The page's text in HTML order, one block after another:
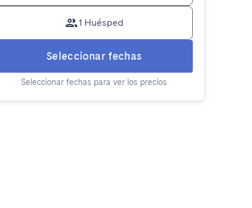
1 Huésped
Seleccionar fechas
Seleccionar fechas para ver los precios